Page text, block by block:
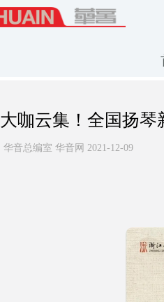
大咖云集！全国扬琴
华音总编室 华音网 2021-12-09